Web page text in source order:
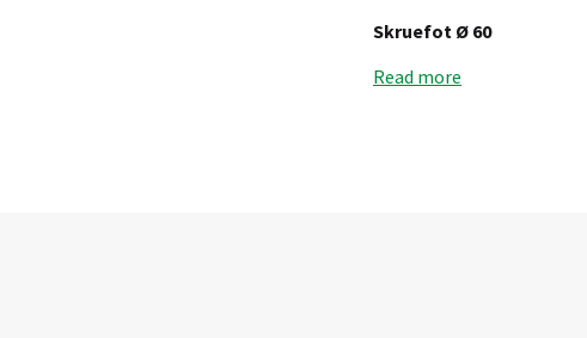
Skruefot Ø 60
Read more